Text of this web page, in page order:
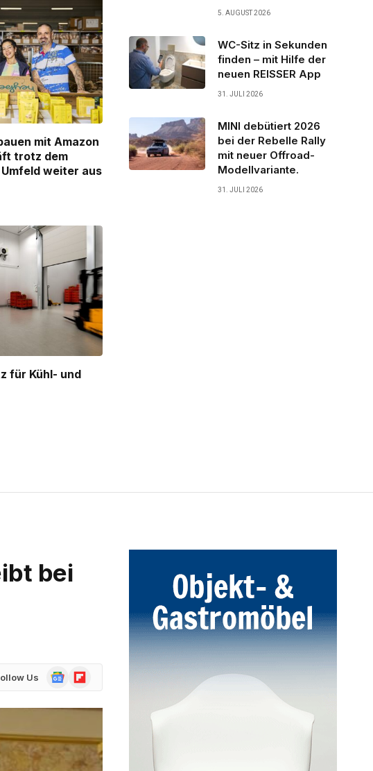
mit Amazon
trotz dem
weiter aus
für Kühl- und
5. AUGUST 2026
WC-Sitz in Sekunden
finden – mit Hilfe der
neuen REISSER App
31. JULI 2026
MINI debütiert 2026
bei der Rebelle Rally
mit neuer Offroad-
Modellvariante.
31. JULI 2026
bei
Us
GoogleFlipboard